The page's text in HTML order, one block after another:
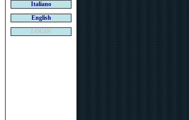
Italiano
English
LOGIN